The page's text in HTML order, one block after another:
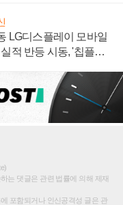
LG디스플레이 모바일
적 반등 시동, '칩플레
는 댓글은 관련 법률에 의해 제재
포함되거나 인신공격성 글은 관